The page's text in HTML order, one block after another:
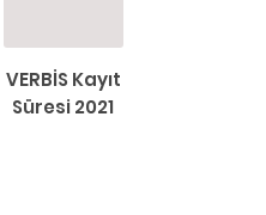
VERBİS Kayıt
Süresi 2021